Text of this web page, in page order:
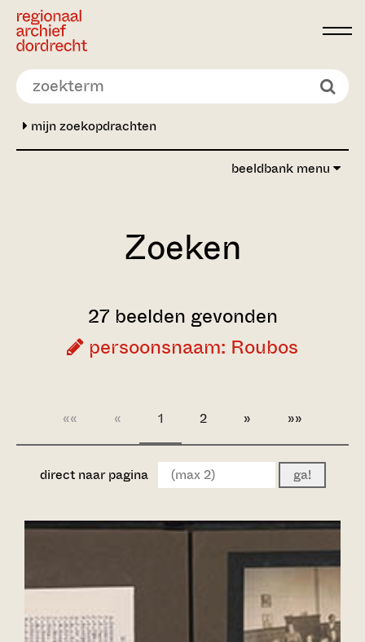
Ga direct naar de inhoud
mijn zoekopdrachten
beeldbank menu
Zoeken
27 beelden gevonden
persoonsnaam: Roubos
«« « 1 2 » »»
direct naar pagina ga!